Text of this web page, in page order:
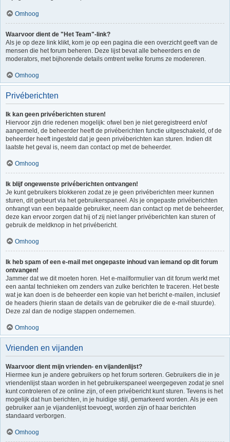
Omhoog
Waarvoor dient de "Het Team"-link?
Als je op deze link klikt, kom je op een pagina die een overzicht geeft van de
mensen die het forum beheren. Deze lijst bevat alle beheerders en de
moderators, met bijhorende details omtrent welke forums ze modereren.
Omhoog
Privéberichten
Ik kan geen privéberichten sturen!
Hiervoor zijn drie redenen mogelijk: ofwel ben je niet geregistreerd en/of
aangemeld, de beheerder heeft de privéberichten functie uitgeschakeld, of de
beheerder heeft ingesteld dat je geen privéberichten kan sturen. Indien dit
laatste het geval is, neem dan contact op met de beheerder.
Omhoog
Ik blijf ongewenste privéberichten ontvangen!
Je kunt gebruikers blokkeren zodat ze je geen privéberichten meer kunnen
sturen, dit gebeurt via het gebruikerspaneel. Als je ongepaste privéberichten
ontvangt van een bepaalde gebruiker, neem dan contact op met de beheerder,
deze kan ervoor zorgen dat hij of zij niet langer privéberichten kan sturen of
gebruik de meldknop in het privébericht.
Omhoog
Ik heb spam of een e-mail met ongepaste inhoud van iemand op dit forum
ontvangen!
Jammer dat we dit moeten horen. Het e-mailformulier van dit forum werkt met
een aantal technieken om zenders van zulke berichten te traceren. Het beste
wat je kan doen is de beheerder een kopie van het bericht e-mailen, inclusief
de headers (hierin staan de details van de gebruiker die de e-mail stuurde).
Deze zal dan de nodige stappen ondernemen.
Omhoog
Vrienden en vijanden
Waarvoor dient mijn vrienden- en vijandenlijst?
Hiermee kun je andere gebruikers op het forum sorteren. Gebruikers die in je
vriendenlijst staan worden in het gebruikerspaneel weergegeven zodat je snel
kunt controleren of ze online zijn, of een privébericht kunt sturen. Tevens is het
mogelijk dat hun berichten, in je huidige stijl, gemarkeerd worden. Als je een
gebruiker aan je vijandenlijst toevoegt, worden zijn of haar berichten
standaard verborgen.
Omhoog